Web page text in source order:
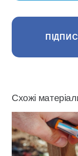
Схожі